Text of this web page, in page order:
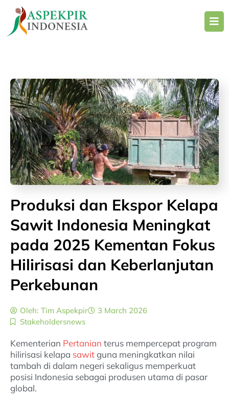
content
Produksi dan Ekspor Kelapa
Sawit Indonesia Meningkat
pada 2025 Kementan Fokus
Hilirisasi dan Keberlanjutan
Perkebunan
Oleh: Tim Aspekpir
3 March 2026
Stakeholdersnews
Kementerian Pertanian terus mempercepat program
hilirisasi kelapa sawitguna meningkatkan nilai
tambah di dalam negeri sekaligus memperkuat
posisi Indonesia sebagai produsen utama di pasar
global.